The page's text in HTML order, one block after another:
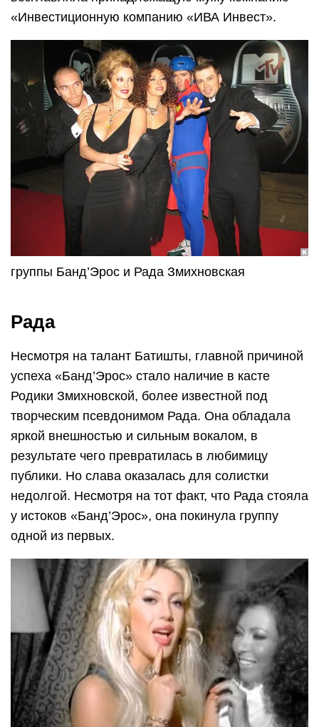
«Инвестиционную компанию «ИВА Инвест».
группы Банд’Эрос и Рада Змихновская
Рада
Несмотря на талант Батишты, главной причиной
успеха «Банд’Эрос» стало наличие в касте
Родики Змихновской, более известной под
творческим псевдонимом Рада. Она обладала
яркой внешностью и сильным вокалом, в
результате чего превратилась в любимицу
публики. Но слава оказалась для солистки
недолгой. Несмотря на тот факт, что Рада стояла
у истоков «Банд’Эрос», она покинула группу
одной из первых.